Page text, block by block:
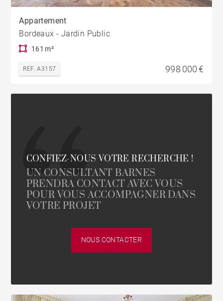
Appartement
Bordeaux - Jardin Public
161 m²
REF. A3157 998 000 €
CONFIEZ-NOUS VOTRE RECHERCHE !
UN CONSULTANT BARNES
PRENDRA CONTACT AVEC VOUS
POUR VOUS ACCOMPAGNER DANS
VOTRE PROJET
NOUS CONTACTER